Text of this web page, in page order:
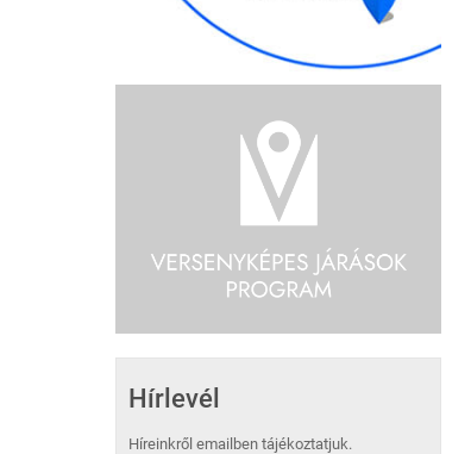
Hírlevél
Híreinkről emailben tájékoztatjuk.